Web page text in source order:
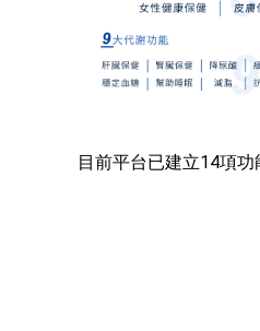
目前平台已建立14項